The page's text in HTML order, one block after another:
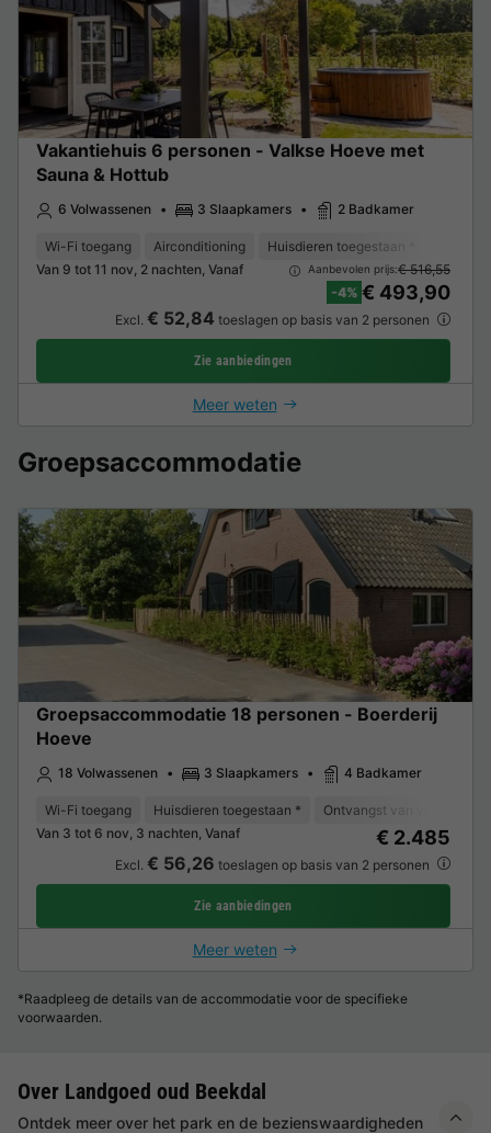
Vakantiehuis 6 personen - Valkse Hoeve met
Sauna & Hottub
6 Volwassenen 3 Slaapkamers 2 Badkamer
Wi-Fi toegang Airconditioning Huisdieren toegestaan *
Van 9 tot 11 nov, 2 nachten, Vanaf
Aanbevolen prijs:€ 516,55
-4% € 493,90
Excl. € 52,84 toeslagen op basis van 2 personen
Zie aanbiedingen
Meer weten
Groepsaccommodatie
Groepsaccommodatie 18 personen - Boerderij
Hoeve
18 Volwassenen 3 Slaapkamers 4 Badkamer
Wi-Fi toegang Huisdieren toegestaan *
Ontvangst van
Van 3 tot 6 nov, 3 nachten, Vanaf
€ 2.485
Excl. € 56,26 toeslagen op basis van 2 personen
Zie aanbiedingen
Meer weten
*Raadpleeg de details van de accommodatie voor de specifieke
voorwaarden.
Over Landgoed oud Beekdal
Ontdek meer over het park en de bezienswaardigheden